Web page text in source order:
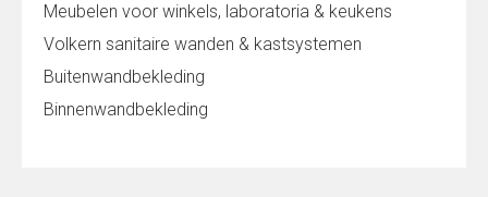
Meubelen voor winkels, laboratoria & keukens
Volkern sanitaire wanden & kastsystemen
Buitenwandbekleding
Binnenwandbekleding